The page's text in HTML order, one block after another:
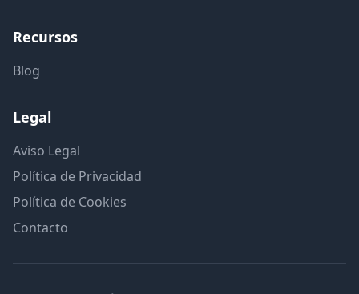
Recursos
Blog
Legal
Aviso Legal
Política de Privacidad
Política de Cookies
Contacto